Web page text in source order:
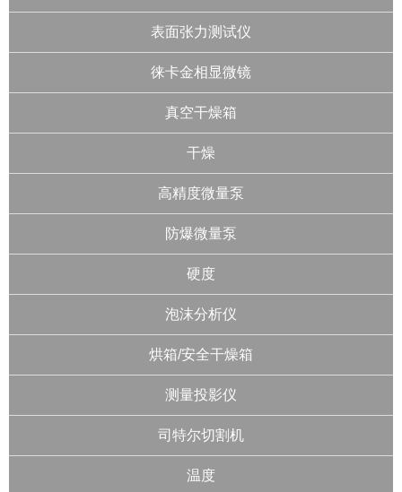
表面张力测试仪
徕卡金相显微镜
真空干燥箱
干燥
高精度微量泵
防爆微量泵
硬度
泡沫分析仪
烘箱/安全干燥箱
测量投影仪
司特尔切割机
温度